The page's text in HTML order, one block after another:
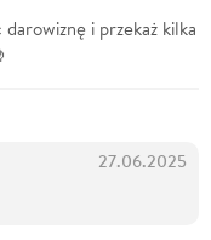
darowiznę i przekaż kilka
27.06.2025